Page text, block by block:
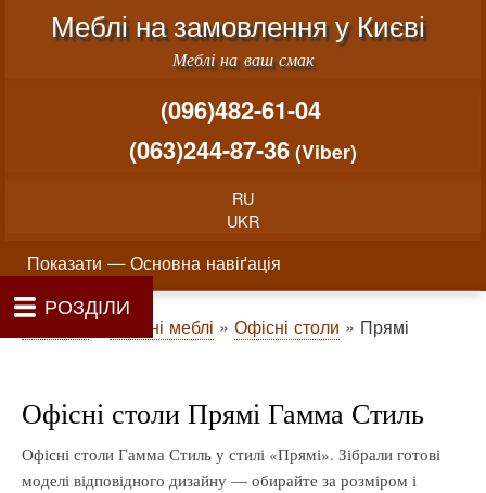
Перейти до основного
Меню облікового запису користувача
Меблі на замовлення у Києві
Меблі на ваш смак
(096)482-61-04
(063)244-87-36 (Viber)
RU
UKR
Основна навіґація
Показати — Основна навіґація
Головна
Як проводиться замовлення меблів
Про нас
Матеріали та фурнітура
Вартість виготовлення меблів
Контакти
Фотогалерея
Рядок навіґації
Головна Офісні меблі Офісні столи Прямі
Офісні столи Прямі Гамма Стиль
Офісні столи Гамма Стиль у стилі «Прямі». Зібрали готові
моделі відповідного дизайну — обирайте за розміром і
РОЗДІЛИ